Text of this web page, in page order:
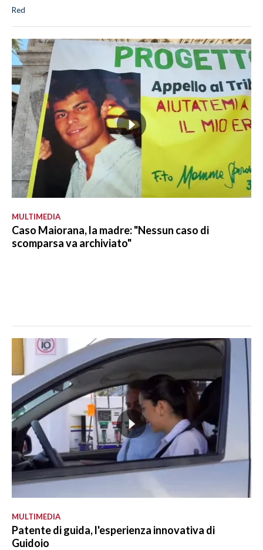
Red
MULTIMEDIA
Caso Maiorana, la madre: "Nessun caso di
scomparsa va archiviato"
MULTIMEDIA
Patente di guida, l'esperienza innovativa di
Guidoio